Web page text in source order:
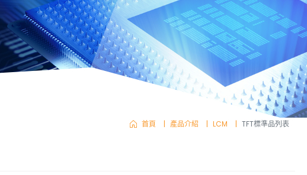
首頁 產品介紹 LCM TFT標準品列表